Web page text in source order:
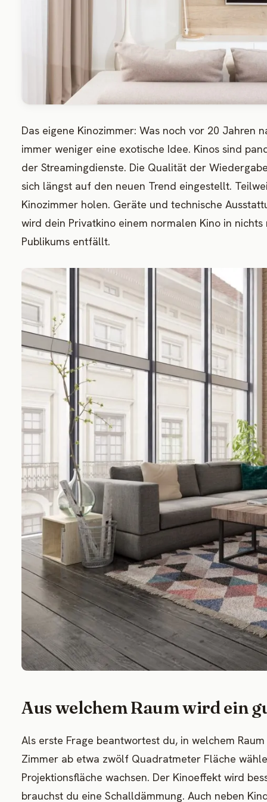
Das eigene Kinozimmer: Was noch vor 20 Jahren
immer weniger eine exotische Idee. Kinos sind
der Streamingdienste. Die Qualität der
sich längst auf den neuen Trend eingestellt.
Kinozimmer holen. Geräte und technische
wird dein Privatkino einem normalen Kino in
Publikums entfällt.
Aus welchem Raum wird ein
Als erste Frage beantwortest du, in welchem
Zimmer ab etwa zwölf Quadratmeter Fläche
Projektionsfläche wachsen. Der Kinoeffekt wird
brauchst du eine Schalldämmung. Auch neben